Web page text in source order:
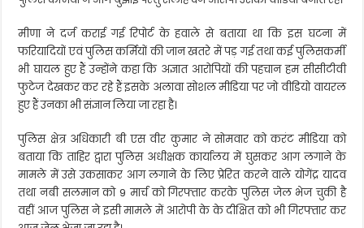
मीणा ने दर्ज कराई गई रिपोर्ट के हवाले से बताया था कि इस घटना में
फरियादियों एवं पुलिस कर्मियों की जान खतरे में पड़ गई तथा कई पुलिसकर्मी
भी घायल हुए हैं उन्होंने कहा कि अज्ञात आरोपियों की पहचान हम सीसीटीवी
फुटेज देखकर कर रहे हैं इसके अलावा सोशल मीडिया पर जो वीडियो वायरल
हुए हैं उनका भी संज्ञान लिया जा रहा है।
पुलिस क्षेत्र अधिकारी बी एस वीर कुमार ने सोमवार को करंट मीडिया को
बताया कि ताहिर द्वारा पुलिस अधीक्षक कार्यालय में घुसकर आग लगाने के
मामले में उसे उकसाकर आग लगाने के लिए प्रेरित करने वाले योगेंद्र यादव
तथा नबी सलमान को 9 मार्च को गिरफ्तार करके पुलिस जेल भेज चुकी है
वहीं आज पुलिस ने इसी मामले में आरोपी के के दीक्षित को भी गिरफ्तार कर